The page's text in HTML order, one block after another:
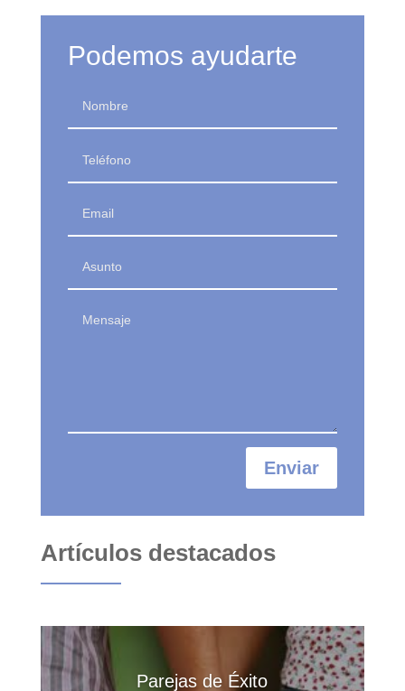
Podemos ayudarte
Enviar
Artículos destacados
Parejas de Éxito